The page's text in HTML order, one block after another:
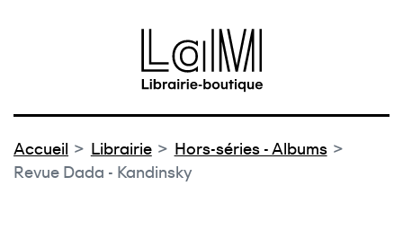
Accueil Librairie
Hors-séries - Albums
Revue Dada - Kandinsky